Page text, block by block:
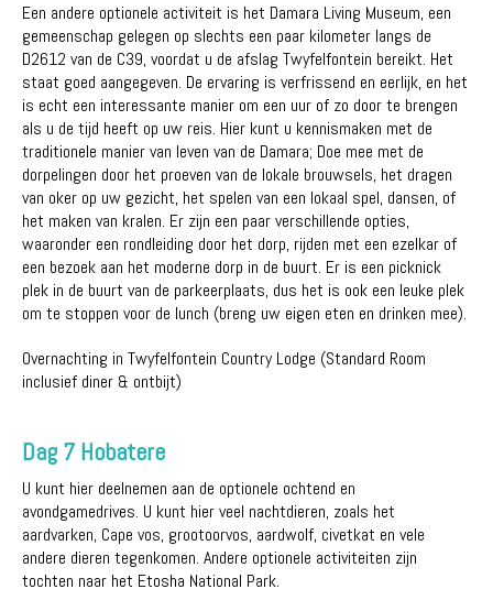
Een andere optionele activiteit is het Damara Living Museum, een
gemeenschap gelegen op slechts een paar kilometer langs de
D2612 van de C39, voordat u de afslag Twyfelfontein bereikt. Het
staat goed aangegeven. De ervaring is verfrissend en eerlijk, en het
is echt een interessante manier om een ​​uur of zo door te brengen
als u de tijd heeft op uw reis. Hier kunt u kennismaken met de
traditionele manier van leven van de Damara; Doe mee met de
dorpelingen door het proeven van de lokale brouwsels, het dragen
van oker op uw gezicht, het spelen van een lokaal spel, dansen, of
het maken van kralen. Er zijn een paar verschillende opties,
waaronder een rondleiding door het dorp, rijden met een ezelkar of
een bezoek aan het moderne dorp in de buurt. Er is een picknick
plek in de buurt van de parkeerplaats, dus het is ook een leuke plek
om te stoppen voor de lunch (breng uw eigen eten en drinken mee).
Overnachting in Twyfelfontein Country Lodge (Standard Room
inclusief diner & ontbijt)
Dag 7 Hobatere
U kunt hier deelnemen aan de optionele ochtend en
avondgamedrives. U kunt hier veel nachtdieren, zoals het
aardvarken, Cape vos, grootoorvos, aardwolf, civetkat en vele
andere dieren tegenkomen. Andere optionele activiteiten zijn
tochten naar het Etosha National Park.